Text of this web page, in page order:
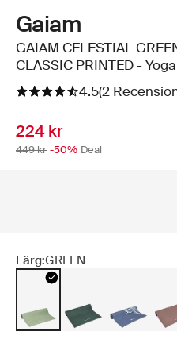
Gaiam
GAIAM CELESTIAL
CLASSIC PRINTED -
4.5(2
224 kr
449 kr -50% Deal
Färg:GREEN